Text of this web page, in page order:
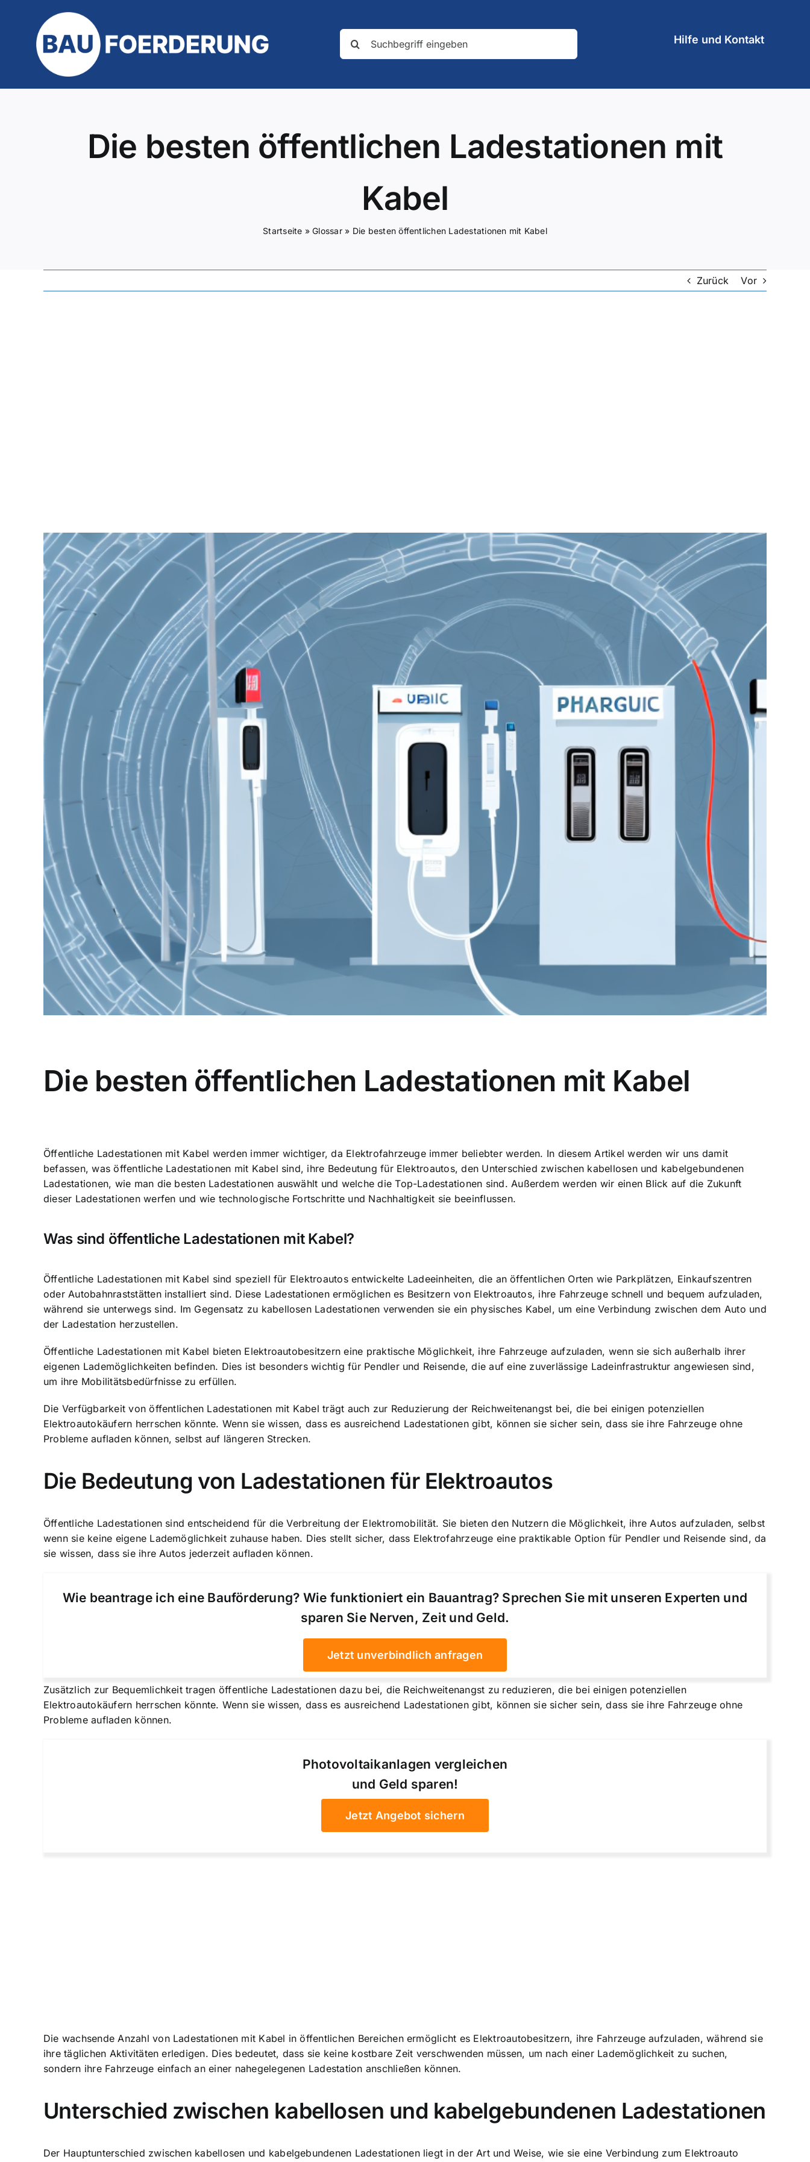
springen
Suche
nach:
Hilfe und Kontakt
Die besten öffentlichen Ladestationen mit
Kabel
Startseite »Glossar» Die besten öffentlichen Ladestationen mit Kabel
Zurück Vor
Zeige
grösseres
Bild
Die besten öffentlichen Ladestationen mit Kabel
Öffentliche Ladestationen mit Kabel werden immer wichtiger, da Elektrofahrzeuge immer beliebter werden. In diesem Artikel werden wir uns damit
befassen, was öffentliche Ladestationen mit Kabel sind, ihre Bedeutung für Elektroautos, den Unterschied zwischen kabellosen und kabelgebundenen
Ladestationen, wie man die besten Ladestationen auswählt und welche die Top-Ladestationen sind. Außerdem werden wir einen Blick auf die Zukunft
dieser Ladestationen werfen und wie technologische Fortschritte und Nachhaltigkeit sie beeinflussen.
Was sind öffentliche Ladestationen mit Kabel?
Öffentliche Ladestationen mit Kabel sind speziell für Elektroautos entwickelte Ladeeinheiten, die an öffentlichen Orten wie Parkplätzen, Einkaufszentren
oder Autobahnraststätten installiert sind. Diese Ladestationen ermöglichen es Besitzern von Elektroautos, ihre Fahrzeuge schnell und bequem aufzuladen,
während sie unterwegs sind. Im Gegensatz zu kabellosen Ladestationen verwenden sie ein physisches Kabel, um eine Verbindung zwischen dem Auto und
der Ladestation herzustellen.
Öffentliche Ladestationen mit Kabel bieten Elektroautobesitzern eine praktische Möglichkeit, ihre Fahrzeuge aufzuladen, wenn sie sich außerhalb ihrer
eigenen Lademöglichkeiten befinden. Dies ist besonders wichtig für Pendler und Reisende, die auf eine zuverlässige Ladeinfrastruktur angewiesen sind,
um ihre Mobilitätsbedürfnisse zu erfüllen.
Die Verfügbarkeit von öffentlichen Ladestationen mit Kabel trägt auch zur Reduzierung der Reichweitenangst bei, die bei einigen potenziellen
Elektroautokäufern herrschen könnte. Wenn sie wissen, dass es ausreichend Ladestationen gibt, können sie sicher sein, dass sie ihre Fahrzeuge ohne
Probleme aufladen können, selbst auf längeren Strecken.
Die Bedeutung von Ladestationen für Elektroautos
Öffentliche Ladestationen sind entscheidend für die Verbreitung der Elektromobilität. Sie bieten den Nutzern die Möglichkeit, ihre Autos aufzuladen, selbst
wenn sie keine eigene Lademöglichkeit zuhause haben. Dies stellt sicher, dass Elektrofahrzeuge eine praktikable Option für Pendler und Reisende sind, da
sie wissen, dass sie ihre Autos jederzeit aufladen können.
Wie beantrage ich eine Bauförderung? Wie funktioniert ein Bauantrag? Sprechen Sie mit unseren Experten und
sparen Sie Nerven, Zeit und Geld.
Jetzt unverbindlich anfragen
Zusätzlich zur Bequemlichkeit tragen öffentliche Ladestationen dazu bei, die Reichweitenangst zu reduzieren, die bei einigen potenziellen
Elektroautokäufern herrschen könnte. Wenn sie wissen, dass es ausreichend Ladestationen gibt, können sie sicher sein, dass sie ihre Fahrzeuge ohne
Probleme aufladen können.
Photovoltaikanlagen vergleichen
und Geld sparen!
Jetzt Angebot sichern
Die wachsende Anzahl von Ladestationen mit Kabel in öffentlichen Bereichen ermöglicht es Elektroautobesitzern, ihre Fahrzeuge aufzuladen, während sie
ihre täglichen Aktivitäten erledigen. Dies bedeutet, dass sie keine kostbare Zeit verschwenden müssen, um nach einer Lademöglichkeit zu suchen,
sondern ihre Fahrzeuge einfach an einer nahegelegenen Ladestation anschließen können.
Unterschied zwischen kabellosen und kabelgebundenen Ladestationen
Der Hauptunterschied zwischen kabellosen und kabelgebundenen Ladestationen liegt in der Art und Weise, wie sie eine Verbindung zum Elektroauto